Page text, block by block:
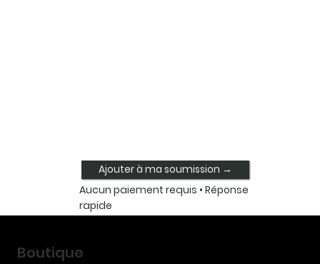
Ajouter à ma soumission →
Aucun paiement requis • Réponse
rapide
Boutique